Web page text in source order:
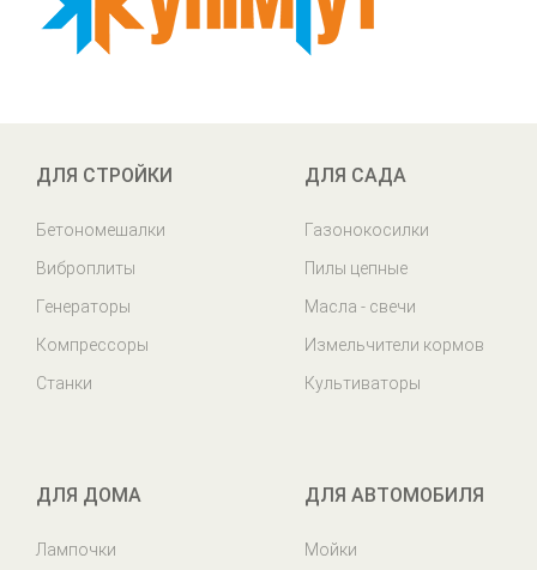
ДЛЯ СТРОЙКИ
Бетономешалки
Виброплиты
Генераторы
Компрессоры
Станки
ДЛЯ САДА
Газонокосилки
Пилы цепные
Масла - свечи
Измельчители кормов
Культиваторы
ДЛЯ ДОМА
Лампочки
ДЛЯ АВТОМОБИЛЯ
Мойки